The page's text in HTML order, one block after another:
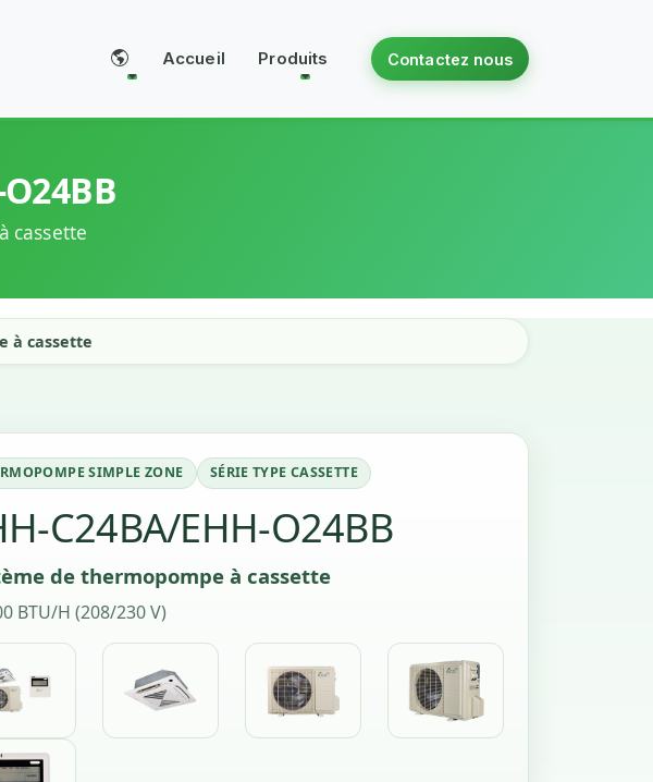
Accueil Produits Contactez nous
cassette
à cassette
SIMPLE ZONE SÉRIE TYPE CASSETTE
C24BA/EHH-O24BB
de thermopompe à cassette
BTU/H (208/230 V)